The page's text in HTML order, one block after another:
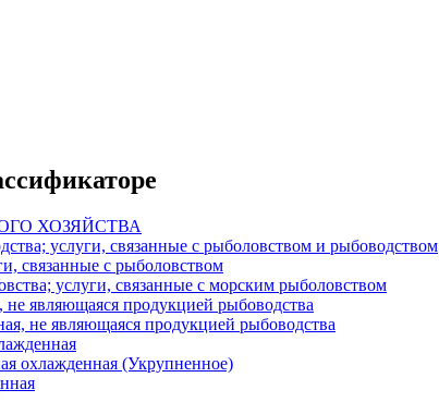
ХОЗЯЙСТВА
услуги, связанные с рыболовством и рыбоводством
связанные с рыболовством
услуги, связанные с морским рыболовством
являющаяся продукцией рыбоводства
не являющаяся продукцией рыбоводства
охлажденная (Укрупненное)